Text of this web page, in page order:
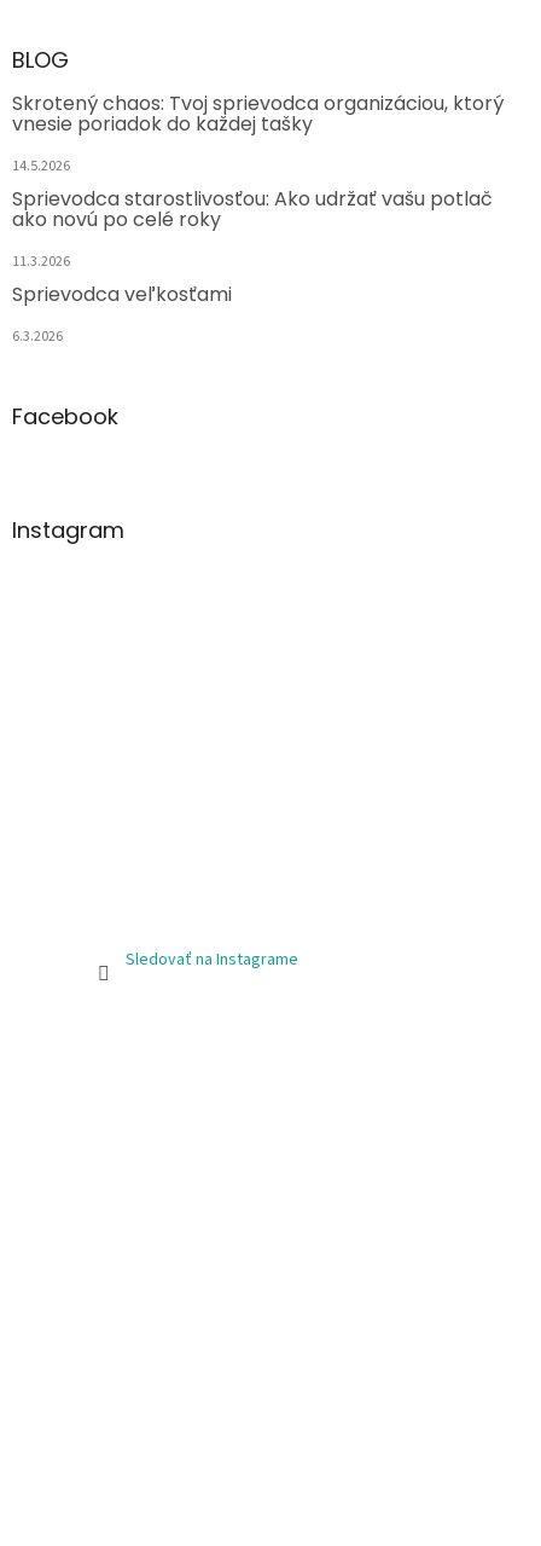
BLOG
Skrotený chaos: Tvoj sprievodca organizáciou, ktorý
vnesie poriadok do každej tašky
14.5.2026
Sprievodca starostlivosťou: Ako udržať vašu potlač
ako novú po celé roky
11.3.2026
Sprievodca veľkosťami
6.3.2026
Facebook
Instagram
Sledovať na Instagrame